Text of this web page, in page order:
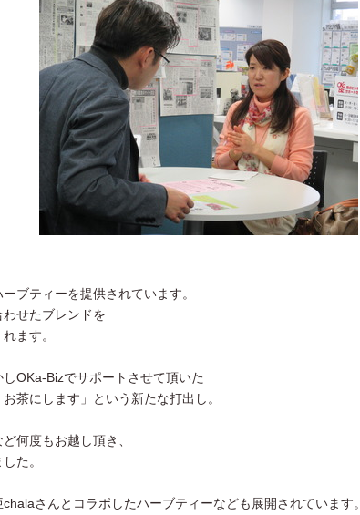
ブティーを提供されています。
せたブレンドを
ます。
OKa-Bizでサポートさせて頂いた
茶にします」という新たな打出し。
何度もお越し頂き、
た。
さんとコラボしたハーブティーなども展開されています。